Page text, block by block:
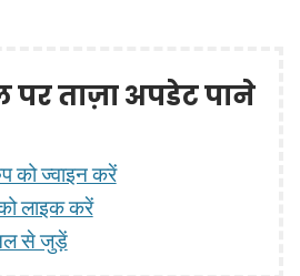
ताज़ा अपडेट पाने
को ज्वाइन करें
लाइक करें
से जुड़ें